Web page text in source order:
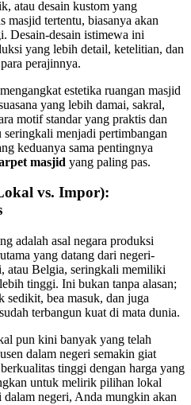
atau desain kustom yang
masjid tertentu, biasanya akan
Desain-desain istimewa ini
yang lebih detail, ketelitian, dan
perajinnya.
estetika ruangan masjid
yang lebih damai, sakral,
motif standar yang praktis dan
menjadi pertimbangan
keduanya sama pentingnya
masjid yang paling pas.
vs. Impor):
adalah asal negara produksi
yang datang dari negeri-
atau Belgia, seringkali memiliki
tinggi. Ini bukan tanpa alasan;
sedikit, bea masuk, dan juga
terbangun kuat di mata dunia.
pun kini banyak yang telah
dalam negeri semakin giat
tinggi dengan harga yang
untuk melirik pilihan lokal
negeri, Anda mungkin akan